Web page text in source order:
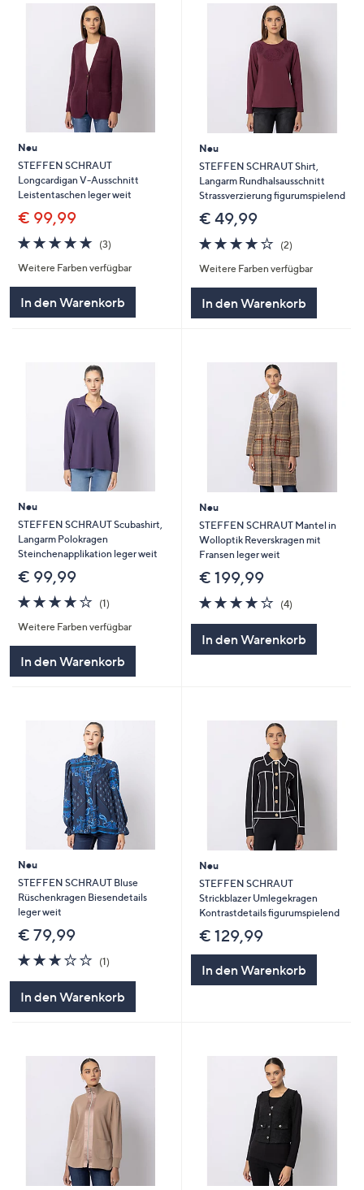
Neu
STEFFEN SCHRAUT
Longcardigan V-Ausschnitt
Leistentaschen leger weit
€ 99,99
4.7
von
5
(3)3
Weitere Farben verfügbar
In den Warenkorb
Neu
STEFFEN SCHRAUT Shirt,
Langarm Rundhalsausschnitt
Strassverzierung figurumspielend
€ 49,99
4.0
von
5
(2)2
Weitere Farben verfügbar
In den Warenkorb
Neu
STEFFEN SCHRAUT Scubashirt,
Langarm Polokragen
Steinchenapplikation leger weit
€ 99,99
4.0
von
5
(1)1
Weitere Farben verfügbar
In den Warenkorb
Neu
STEFFEN SCHRAUT Mantel in
Wolloptik Reverskragen mit
Fransen leger weit
€ 199,99
4.0
von
(4)4
In den Warenkorb
Neu
STEFFEN SCHRAUT Bluse
Rüschenkragen Biesendetails
leger weit
€ 79,99
3.0
von
(1)1
In den Warenkorb
Neu
STEFFEN SCHRAUT
Strickblazer Umlegekragen
Kontrastdetails figurumspielend
€ 129,99
In den Warenkorb